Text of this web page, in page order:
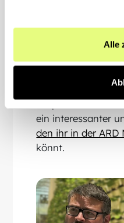
Impressum.
Alle
Und last but not
Eine absolute
im Februar vor Ort
Crop Cell in
ein interessanter
den ihr in der ARD
könnt.